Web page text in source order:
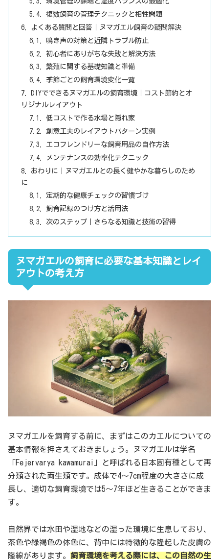
複数飼育の管理テクニックと相性問題
よくある質問と回答｜ヌマガエル飼育の疑問解決
鳴き声の対策と近隣トラブル防止
初心者にありがちな失敗と解決方法
繁殖に関する基礎知識と準備
季節ごとの飼育環境変化一覧
DIYでできるヌマガエルの飼育環境｜コスト節約とオ
リジナルレイアウト
低コストで作る水場と隠れ家
創意工夫のレイアウトパターン実例
エコフレンドリーな飼育用品の自作方法
メンテナンスの効率化テクニック
おわりに｜ヌマガエルとの長く健やかな暮らしのため
に
定期的な健康チェックの習慣づけ
飼育記録のつけ方と活用法
次のステップ｜さらなる知識と技術の習得
ヌマガエルの飼育に必要な基本知識とレイ
アウトの考え方
ヌマガエルを飼育する前に、まずはこのカエルについての
基本情報を押さえておきましょう。ヌマガエルは学名
「Fejervarya kawamurai」と呼ばれる日本固有種として再
分類された両生類です。成体で4～7cm程度の大きさに成
長し、適切な飼育環境では5～7年ほど生きることができま
す。
自然界では水田や湿地などの湿った環境に生息しており、
茶色や緑褐色の体色に、背中には特徴的な隆起した皮膚の
隆線があります。 飼育環境を考える際には、この自然の生